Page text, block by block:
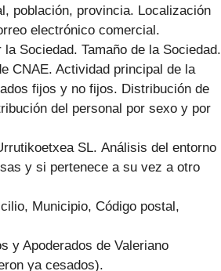
población, provincia. Localización
electrónico comercial.
Sociedad. Tamaño de la Sociedad.
CNAE. Actividad principal de la
fijos y no fijos. Distribución de
del personal por sexo y por
SL. Análisis del entorno
y si pertenece a su vez a otro
Municipio, Código postal,
y Apoderados de Valeriano
ya cesados).